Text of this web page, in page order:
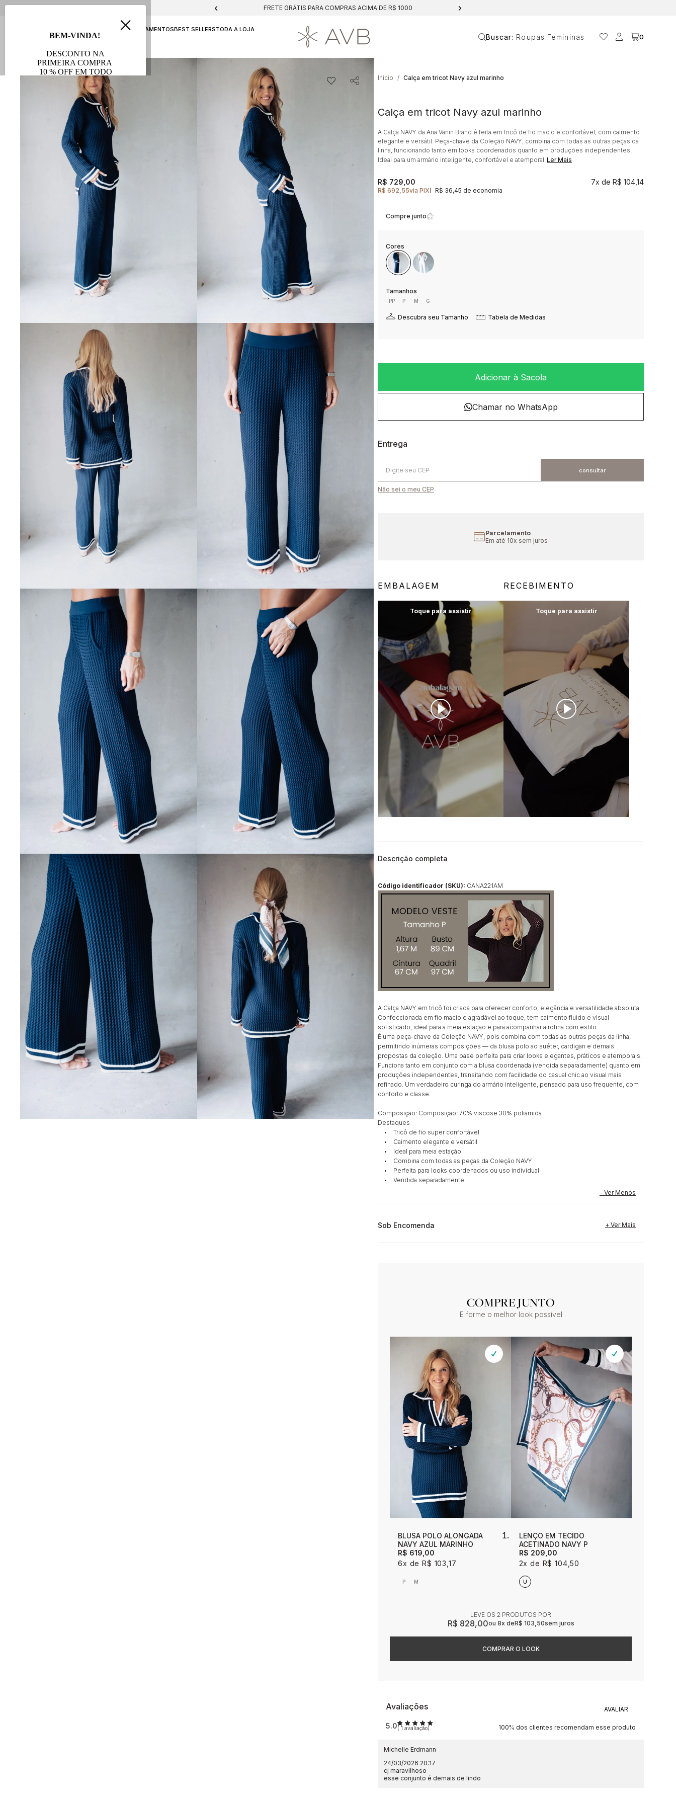
FRETE GRÁTIS PARA COMPRAS ACIMA DE R$ 1000
ATEMPORALLANÇAMENTOSBEST SELLERSTODA A LOJA
Buscar: Roupas Femininas 0
Início Calça em tricot Navy azul marinho
Calça em tricot Navy azul marinho
A Calça NAVY da Ana Vanin Brand é feita em tricô de fio macio e confortável, com caimento
elegante e versátil. Peça-chave da Coleção NAVY, combina com todas as outras peças da
linha, funcionando tanto em looks coordenados quanto em produções independentes.
Ideal para um armário inteligente, confortável e atemporal.Ler Mais
R$ 692,55via PIX R$ 36,45 de economia
R$ 729,00 7x R$ 104,14
Compre junto
PP P M G
Descubra seu Tamanho Tabela de Medidas
Adicionar à Sacola
Não sei o meu CEP
Cupom Primeira Compra
Aproveite 10% off
EMBALAGEM RECEBIMENTO
Descrição completa
Código identificador (SKU): CANA221AM
A Calça NAVY em tricô foi criada para oferecer conforto, elegância e versatilidade absoluta.
Confeccionada em fio macio e agradável ao toque, tem caimento fluido e visual
sofisticado, ideal para a meia estação e para acompanhar a rotina com estilo.
É uma peça-chave da Coleção NAVY, pois combina com todas as outras peças da linha,
permitindo inúmeras composições — da blusa polo ao suéter, cardigan e demais
propostas da coleção. Uma base perfeita para criar looks elegantes, práticos e atemporais.
Funciona tanto em conjunto com a blusa coordenada (vendida separadamente) quanto em
produções independentes, transitando com facilidade do casual chic ao visual mais
refinado. Um verdadeiro curinga do armário inteligente, pensado para uso frequente, com
conforto e classe.
Composição: Composição: 70% viscose 30% poliamida
Destaques
• Tricô de fio super confortável
• Caimento elegante e versátil
• Ideal para meia estação
• Combina com todas as peças da Coleção NAVY
• Perfeita para looks coordenados ou uso individual
• Vendida separadamente
Sob Encomenda
COMPRE JUNTO
E forme o melhor look possível
BLUSA POLO ALONGADA
NAVY AZUL MARINHO
R$ 619,00
6x
R$ 103,17
P M
LENÇO EM TECIDO
ACETINADO NAVY P
R$ 209,00
2x
R$ 104,50
U
LEVE OS 2 PRODUTOS
R$ 828,00 8x R$ 103,50sem juros
Avaliações
5.0(1 avaliação) 100% dos clientes recomendam esse produto
Michelle Erdmann
24/03/2026 20:17
cj maravilhoso
esse conjunto é demais de lindo